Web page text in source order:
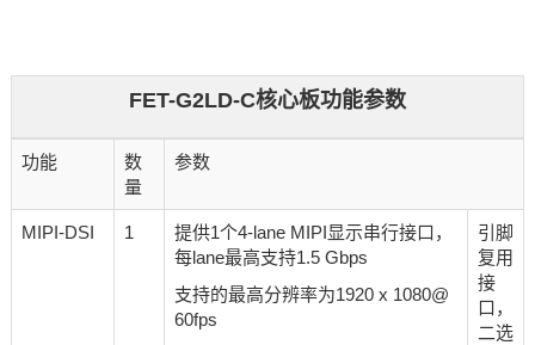
FET-G2LD-C核心板功能参数
功能
数
量
参数
MIPI-DSI 1
提供1个4-lane MIPI显示串行接口，
每lane最高支持1.5 Gbps
支持的最高分辨率为1920 x 1080@
60fps
引脚
复用
接
口，
二选